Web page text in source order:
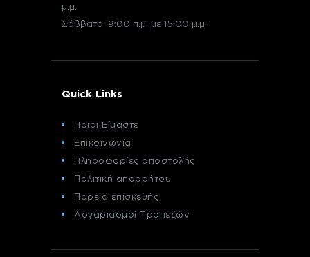
μ.μ.
Σάββατο: 9:00 π.μ. με 15:00 μ.μ.
Quick Links
Ποιοι Είμαστε
Επικοινωνία
Πληροφορίες αποστολής
Πολιτική απορρήτου
Πορεία επισκευής
Λογαριασμοί Τραπεζών